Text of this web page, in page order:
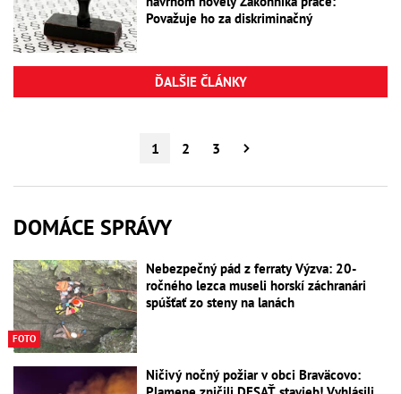
Považuje ho za diskriminačný
ĎALŠIE ČLÁNKY
1 2 3
DOMÁCE SPRÁVY
FOTO
Nebezpečný pád z ferraty Výzva: 20-
ročného lezca museli horskí záchranári
spúšťať zo steny na lanách
Ničivý nočný požiar v obci Braväcovo: